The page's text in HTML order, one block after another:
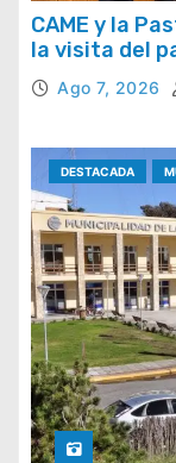
CAME y la
la visita del
Social 2026
Ago 7, 2026
DESTACADA